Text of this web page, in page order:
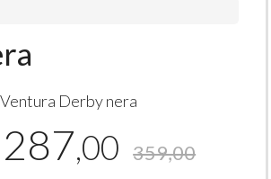
Derby nera
287,00 359,00